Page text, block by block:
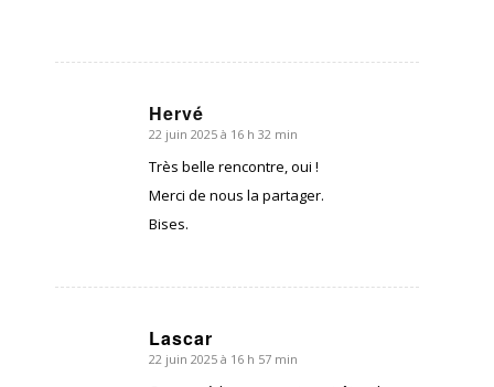
Hervé
dit
22 juin 2025 à 16 h 32 min
Très belle rencontre, oui !
Merci de nous la partager.
Bises.
Lascar
dit
22 juin 2025 à 16 h 57 min